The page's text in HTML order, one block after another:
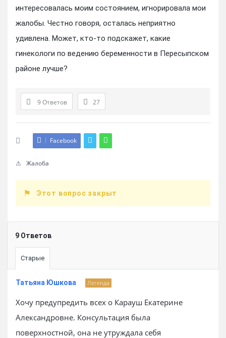
интересовалась моим состоянием, игнорировала мои
жалобы. Честно говоря, осталась неприятно
удивлена. Может, кто-то подскажет, какие
гинекологи по ведению беременности в Пересыпском
районе лучше?
9 Ответов 27
Facebook
Жалоба
Этот вопрос закрыт
9 Ответов
Старые
Татьяна Юшкова Легенда
Хочу предупредить всех о Карауш Екатерине
Александровне. Консультация была
поверхностной, она не утруждала себя